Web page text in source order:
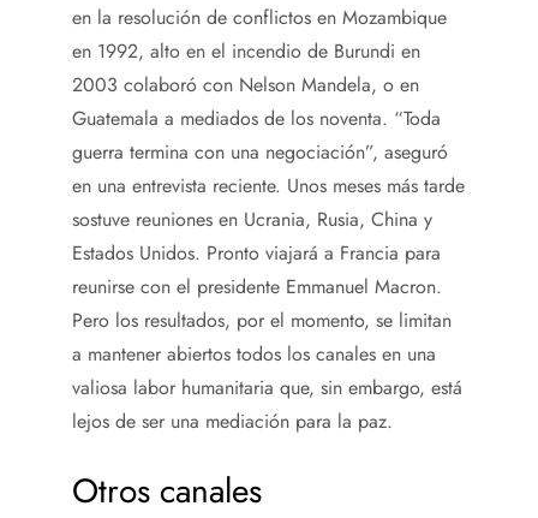
en la resolución de conflictos en Mozambique
en 1992, alto en el incendio de Burundi en
2003 colaboró ​​con Nelson Mandela, o en
Guatemala a mediados de los noventa. “Toda
guerra termina con una negociación”, aseguró
en una entrevista reciente. Unos meses más tarde
sostuve reuniones en Ucrania, Rusia, China y
Estados Unidos. Pronto viajará a Francia para
reunirse con el presidente Emmanuel Macron.
Pero los resultados, por el momento, se limitan
a mantener abiertos todos los canales en una
valiosa labor humanitaria que, sin embargo, está
lejos de ser una mediación para la paz.
Otros canales